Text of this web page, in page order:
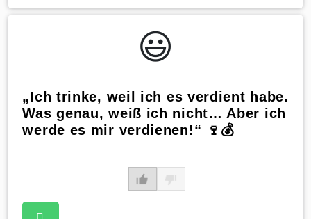
😃️
„Ich trinke, weil ich es verdient habe.
Was genau, weiß ich nicht… Aber ich
werde es mir verdienen!“ 🍷💰